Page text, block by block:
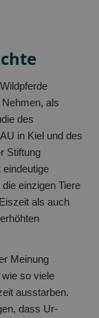
als
des
in Kiel und des
Stiftung
einzigen Tiere
als auch
Meinung
so viele
ausstarben.
dass Ur-